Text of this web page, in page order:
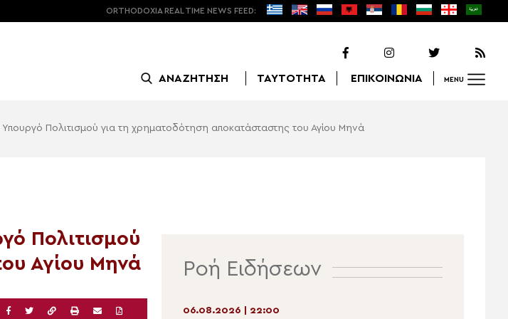
ORTHODOXIA REAL TIME NEWS FEED:
ΑΝΑΖΗΤΗΣΗ ΤΑΥΤΟΤΗΤΑ ΕΠΙΚΟΙΝΩΝΙΑ MENU
Αναζήτηση
Υπουργό Πολιτισμού για τη χρηματοδότηση αποκατάσταστης του Αγίου Μηνά
Πολιτισμού
Αγίου Μηνά
Ροή Ειδήσεων
06.08.2026 | 12:34 06.08.2026 | 22:00